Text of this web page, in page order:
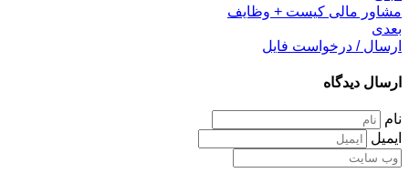
مشاور مالی کیست + وظایف
بعدی
ارسال / درخواست فایل
ارسال دیدگاه
نام
ایمیل